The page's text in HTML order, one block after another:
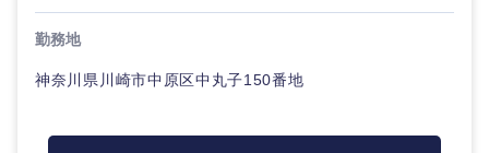
勤務地
神奈川県川崎市中原区中丸子150番地